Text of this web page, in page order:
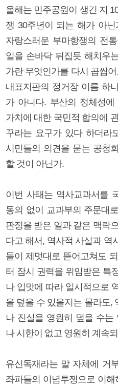
올해는 민주공원이 생긴 지
쟁 30주년이 되는 해가 아
자랑스러운 부마항쟁의 전
일을 손바닥 뒤집듯 해치우
가란 무엇인가를 다시 곱씹
내표지판의 정거장 이름 하
가 아니다. 부산의 정체성
가치에 대한 국민적 합의에
꾸라는 요구가 있다 하더라
시민들의 의견을 묻는 공청
할 것이 아닌가.
이번 사태는 역사교과서를
동의 없이 교과부의 주문대
판정을 받은 일과 같은 맥락
다고 해서, 역사적 사실과 역
들이 제멋대로 뜯어고쳐도
터 잠시 권력을 위임받은 특
나 입맛에 따라 일시적으로
을 덮을 수 있을지는 몰라도,
나 진실을 영원히 덮을 수는
나 시한이 없고 영원히 계속
유신독재라는 말 자체에 거
좌파들의 이념투쟁으로 이